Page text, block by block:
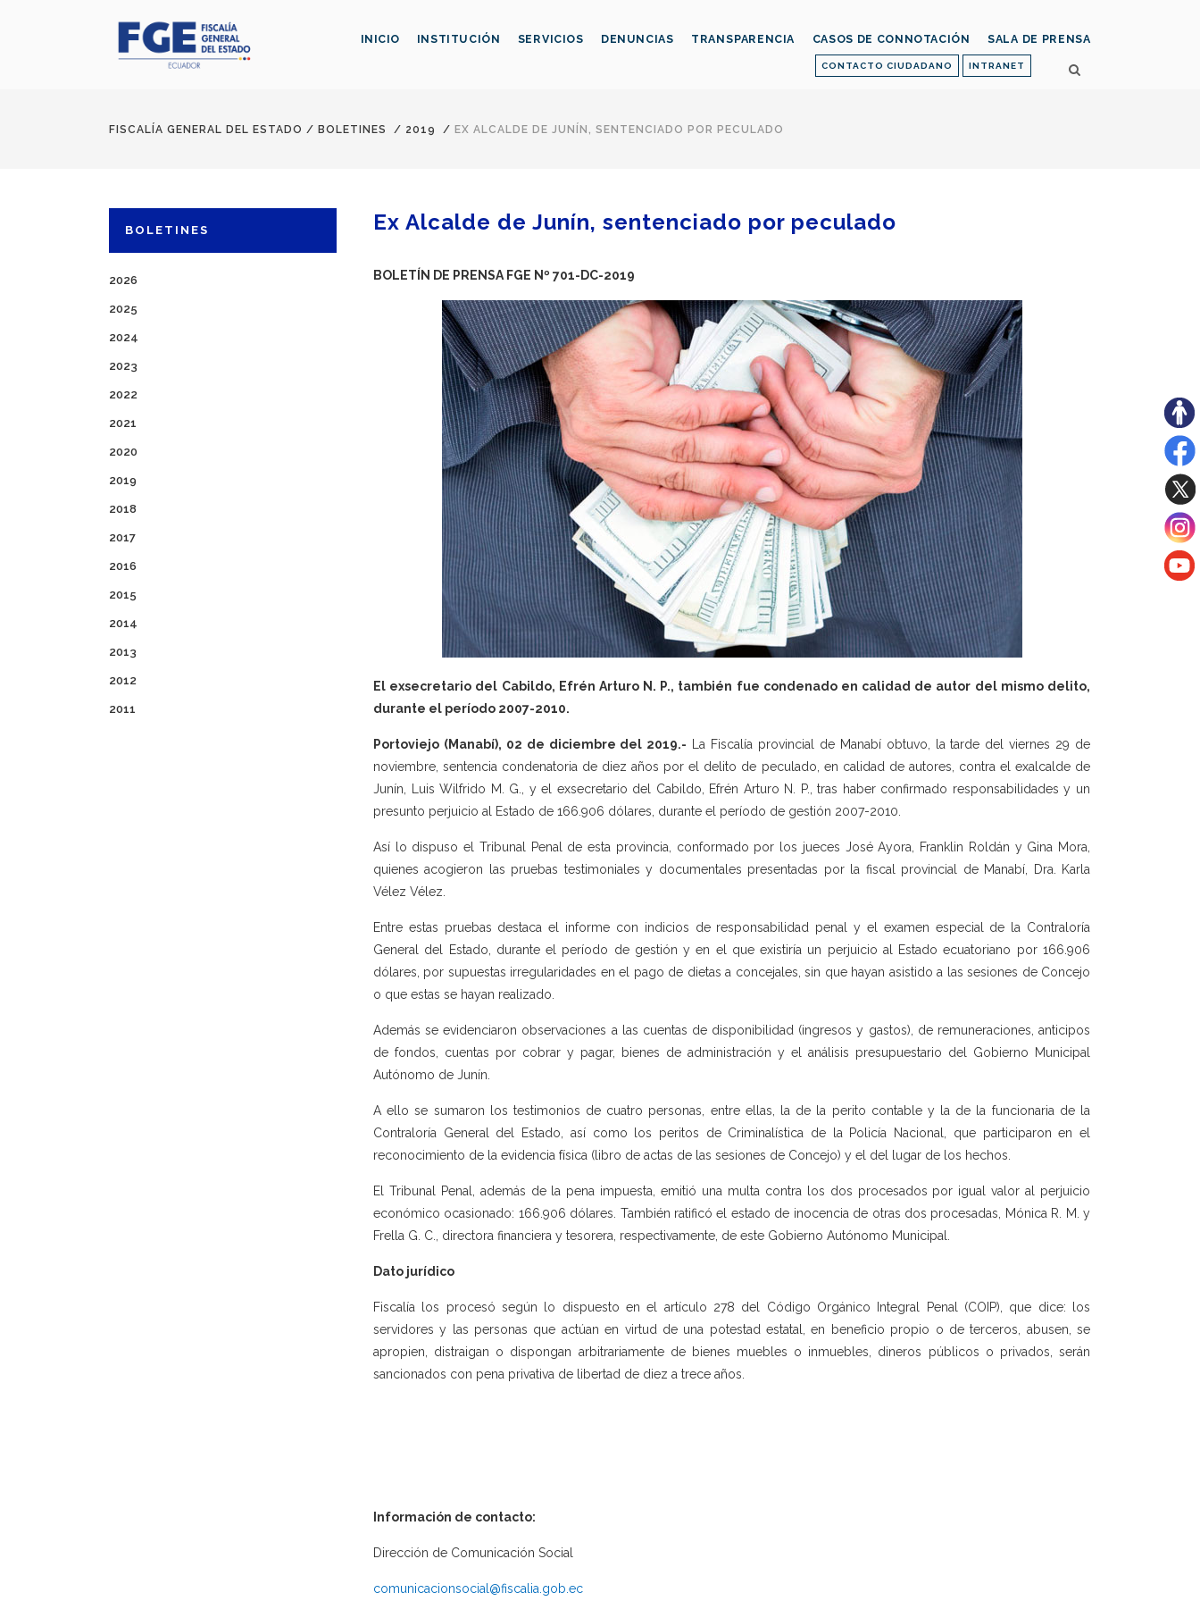
CONTACTO CIUDADANO INTRANET
INICIO INSTITUCIÓN SERVICIOS DENUNCIAS TRANSPARENCIA CASOS DE CONNOTACIÓN SALA DE PRENSA
FISCALÍA GENERAL DEL ESTADO / BOLETINES / 2019 / EX ALCALDE DE JUNÍN, SENTENCIADO POR PECULADO
BOLETINES
2026
2025
2024
2023
2022
2021
2020
2019
2018
2017
2016
2015
2014
2013
2012
2011
Ex Alcalde de Junín, sentenciado por peculado
BOLETÍN DE PRENSA FGE Nº 701-DC-2019
El exsecretario del Cabildo, Efrén Arturo N. P., también fue condenado en calidad de autor del mismo delito,
durante el período 2007-2010.
Portoviejo (Manabí), 02 de diciembre del 2019.- La Fiscalía provincial de Manabí obtuvo, la tarde del viernes 29 de
noviembre, sentencia condenatoria de diez años por el delito de peculado, en calidad de autores, contra el exalcalde de
Junín, Luis Wilfrido M. G., y el exsecretario del Cabildo, Efrén Arturo N. P., tras haber confirmado responsabilidades y un
presunto perjuicio al Estado de 166.906 dólares, durante el período de gestión 2007-2010.
Así lo dispuso el Tribunal Penal de esta provincia, conformado por los jueces José Ayora, Franklin Roldán y Gina Mora,
quienes acogieron las pruebas testimoniales y documentales presentadas por la fiscal provincial de Manabí, Dra. Karla
Vélez Vélez.
Entre estas pruebas destaca el informe con indicios de responsabilidad penal y el examen especial de la Contraloría
General del Estado, durante el período de gestión y en el que existiría un perjuicio al Estado ecuatoriano por 166.906
dólares, por supuestas irregularidades en el pago de dietas a concejales, sin que hayan asistido a las sesiones de Concejo
o que estas se hayan realizado.
Además se evidenciaron observaciones a las cuentas de disponibilidad (ingresos y gastos), de remuneraciones, anticipos
de fondos, cuentas por cobrar y pagar, bienes de administración y el análisis presupuestario del Gobierno Municipal
Autónomo de Junín.
A ello se sumaron los testimonios de cuatro personas, entre ellas, la de la perito contable y la de la funcionaria de la
Contraloría General del Estado, así como los peritos de Criminalística de la Policía Nacional, que participaron en el
reconocimiento de la evidencia física (libro de actas de las sesiones de Concejo) y el del lugar de los hechos.
El Tribunal Penal, además de la pena impuesta, emitió una multa contra los dos procesados por igual valor al perjuicio
económico ocasionado: 166.906 dólares. También ratificó el estado de inocencia de otras dos procesadas, Mónica R. M. y
Frella G. C., directora financiera y tesorera, respectivamente, de este Gobierno Autónomo Municipal.
Dato jurídico
Fiscalía los procesó según lo dispuesto en el artículo 278 del Código Orgánico Integral Penal (COIP), que dice: los
servidores y las personas que actúan en virtud de una potestad estatal, en beneficio propio o de terceros, abusen, se
apropien, distraigan o dispongan arbitrariamente de bienes muebles o inmuebles, dineros públicos o privados, serán
sancionados con pena privativa de libertad de diez a trece años.
Información de contacto:
Dirección de Comunicación Social
comunicacionsocial@fiscalia.gob.ec